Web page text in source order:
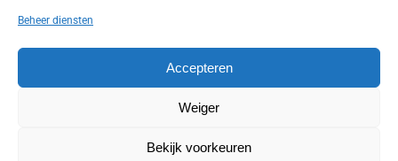
Beheer diensten
Accepteren
Weiger
Bekijk voorkeuren